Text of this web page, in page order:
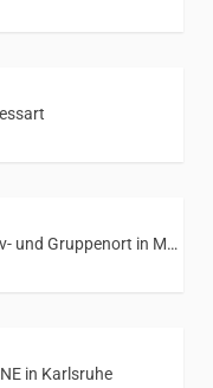
Schloss Bröllin – Kreativ- und Gruppenort in Mecklenburg-Vorpommern
in Karlsruhe